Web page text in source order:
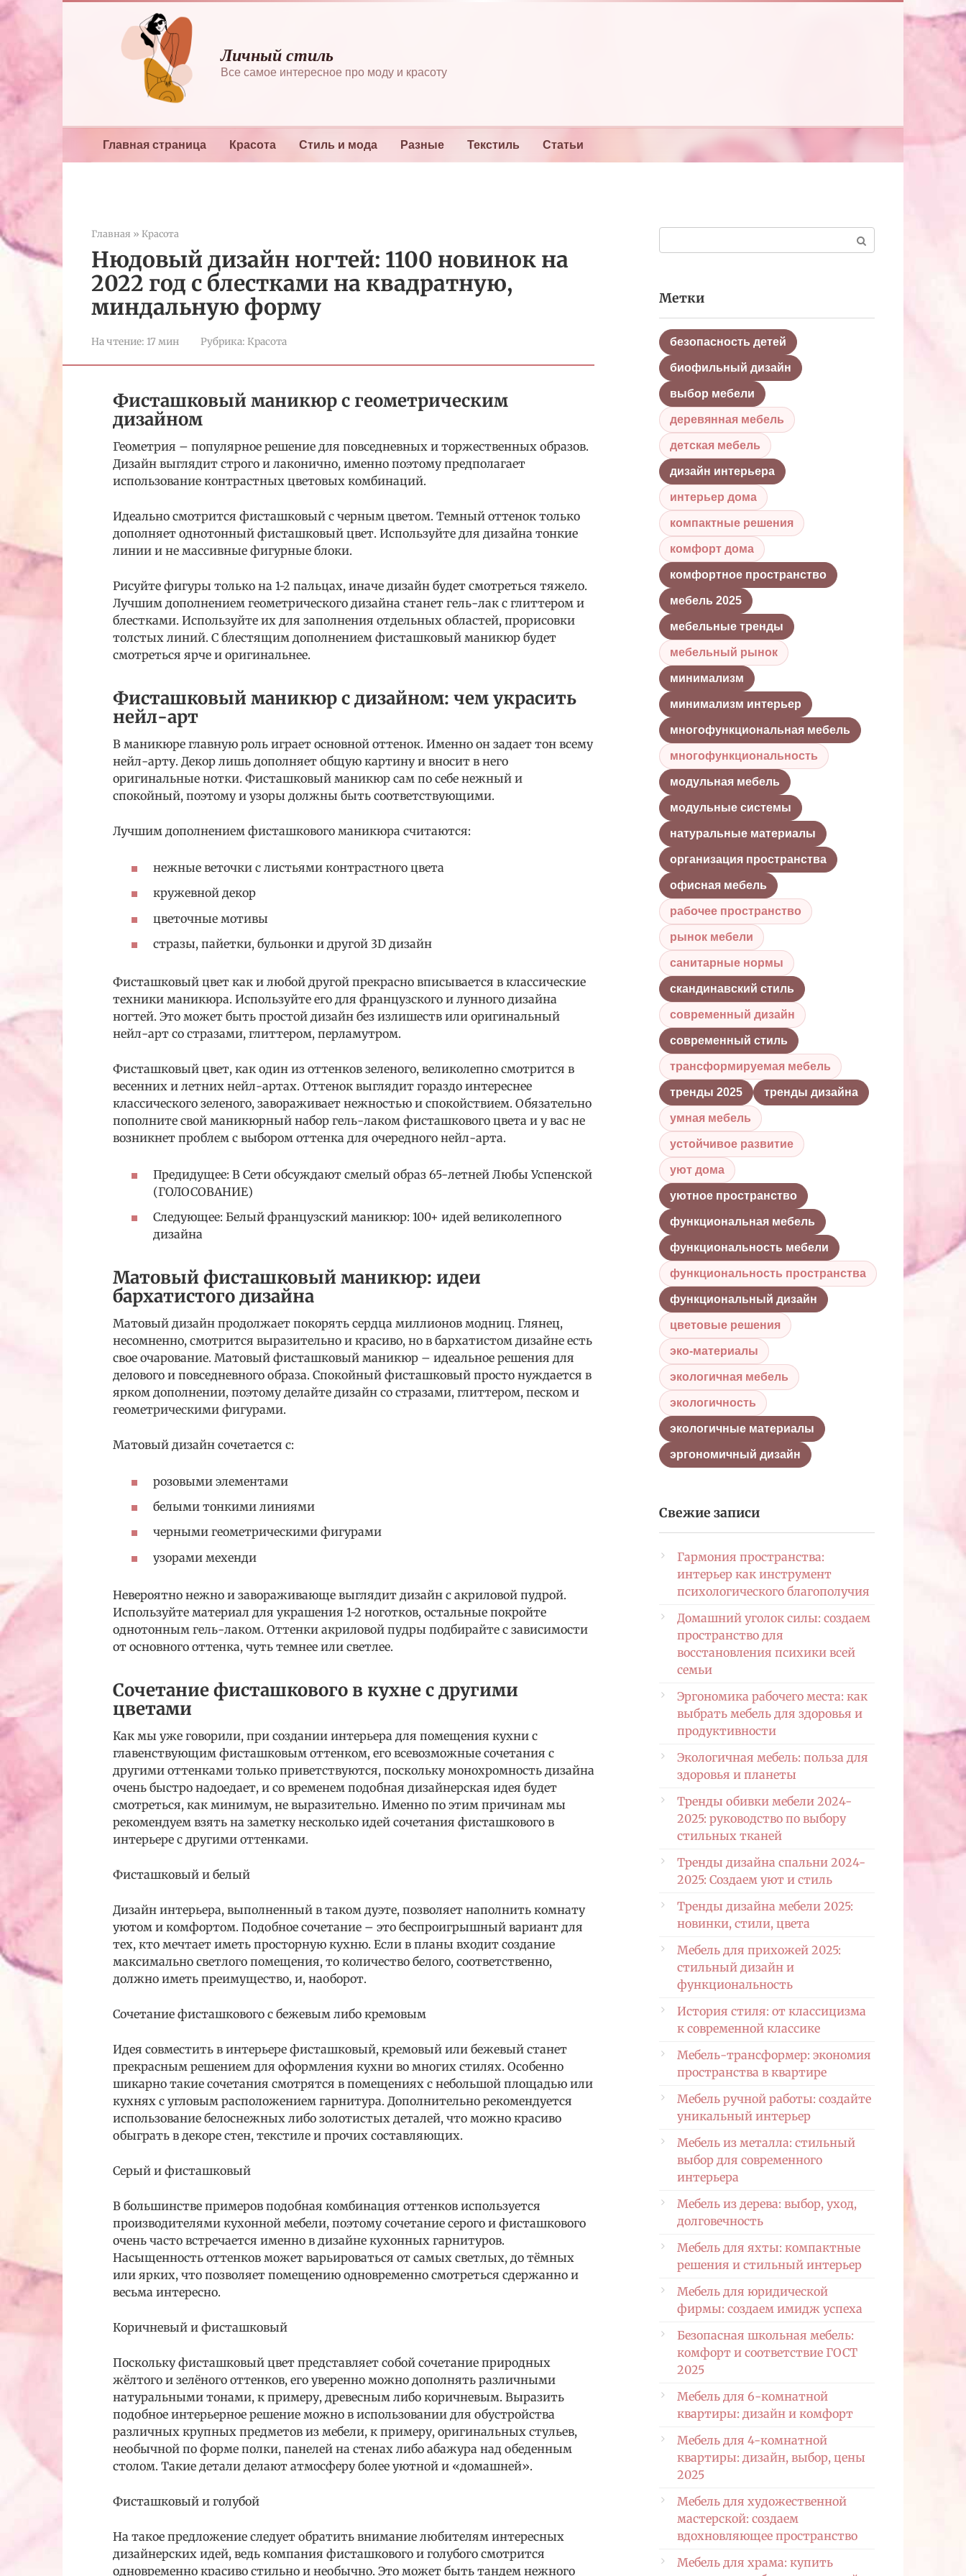
Перейти
к
Личный стиль
Все самое интересное про моду и красоту
Главная страница Красота Стиль и мода Разные Текстиль Статьи
Главная » Красота
Нюдовый дизайн ногтей: 1100 новинок на
2022 год с блестками на квадратную,
миндальную форму
На чтение: 17 мин Рубрика: Красота
Фисташковый маникюр с геометрическим
дизайном
Геометрия – популярное решение для повседневных и торжественных образов.
Дизайн выглядит строго и лаконично, именно поэтому предполагает
использование контрастных цветовых комбинаций.
Идеально смотрится фисташковый с черным цветом. Темный оттенок только
дополняет однотонный фисташковый цвет. Используйте для дизайна тонкие
линии и не массивные фигурные блоки.
Рисуйте фигуры только на 1-2 пальцах, иначе дизайн будет смотреться тяжело.
Лучшим дополнением геометрического дизайна станет гель-лак с глиттером и
блестками. Используйте их для заполнения отдельных областей, прорисовки
толстых линий. С блестящим дополнением фисташковый маникюр будет
смотреться ярче и оригинальнее.
Фисташковый маникюр с дизайном: чем украсить
нейл-арт
В маникюре главную роль играет основной оттенок. Именно он задает тон всему
нейл-арту. Декор лишь дополняет общую картину и вносит в него
оригинальные нотки. Фисташковый маникюр сам по себе нежный и
спокойный, поэтому и узоры должны быть соответствующими.
Лучшим дополнением фисташкового маникюра считаются:
нежные веточки с листьями контрастного цвета
кружевной декор
цветочные мотивы
стразы, пайетки, бульонки и другой 3D дизайн
Фисташковый цвет как и любой другой прекрасно вписывается в классические
техники маникюра. Используйте его для французского и лунного дизайна
ногтей. Это может быть простой дизайн без излишеств или оригинальный
нейл-арт со стразами, глиттером, перламутром.
Фисташковый цвет, как один из оттенков зеленого, великолепно смотрится в
весенних и летних нейл-артах. Оттенок выглядит гораздо интереснее
классического зеленого, завораживает нежностью и спокойствием. Обязательно
пополните свой маникюрный набор гель-лаком фисташкового цвета и у вас не
возникнет проблем с выбором оттенка для очередного нейл-арта.
Предидущее: В Сети обсуждают смелый образ 65-летней Любы Успенской
(ГОЛОСОВАНИЕ)
Следующее: Белый французский маникюр: 100+ идей великолепного
дизайна
Матовый фисташковый маникюр: идеи
бархатистого дизайна
Матовый дизайн продолжает покорять сердца миллионов модниц. Глянец,
несомненно, смотрится выразительно и красиво, но в бархатистом дизайне есть
свое очарование. Матовый фисташковый маникюр – идеальное решения для
делового и повседневного образа. Спокойный фисташковый просто нуждается в
ярком дополнении, поэтому делайте дизайн со стразами, глиттером, песком и
геометрическими фигурами.
Матовый дизайн сочетается с:
розовыми элементами
белыми тонкими линиями
черными геометрическими фигурами
узорами мехенди
Невероятно нежно и завораживающе выглядит дизайн с акриловой пудрой.
Используйте материал для украшения 1-2 ноготков, остальные покройте
однотонным гель-лаком. Оттенки акриловой пудры подбирайте с зависимости
от основного оттенка, чуть темнее или светлее.
Сочетание фисташкового в кухне с другими
цветами
Как мы уже говорили, при создании интерьера для помещения кухни с
главенствующим фисташковым оттенком, его всевозможные сочетания с
другими оттенками только приветствуются, поскольку монохромность дизайна
очень быстро надоедает, и со временем подобная дизайнерская идея будет
смотреться, как минимум, не выразительно. Именно по этим причинам мы
рекомендуем взять на заметку несколько идей сочетания фисташкового в
интерьере с другими оттенками.
Фисташковый и белый
Дизайн интерьера, выполненный в таком дуэте, позволяет наполнить комнату
уютом и комфортом. Подобное сочетание – это беспроигрышный вариант для
тех, кто мечтает иметь просторную кухню. Если в планы входит создание
максимально светлого помещения, то количество белого, соответственно,
должно иметь преимущество, и, наоборот.
Сочетание фисташкового с бежевым либо кремовым
Идея совместить в интерьере фисташковый, кремовый или бежевый станет
прекрасным решением для оформления кухни во многих стилях. Особенно
шикарно такие сочетания смотрятся в помещениях с небольшой площадью или
кухнях с угловым расположением гарнитура. Дополнительно рекомендуется
использование белоснежных либо золотистых деталей, что можно красиво
обыграть в декоре стен, текстиле и прочих составляющих.
Серый и фисташковый
В большинстве примеров подобная комбинация оттенков используется
производителями кухонной мебели, поэтому сочетание серого и фисташкового
очень часто встречается именно в дизайне кухонных гарнитуров.
Насыщенность оттенков может варьироваться от самых светлых, до тёмных
или ярких, что позволяет помещению одновременно смотреться сдержанно и
весьма интересно.
Коричневый и фисташковый
Поскольку фисташковый цвет представляет собой сочетание природных
жёлтого и зелёного оттенков, его уверенно можно дополнять различными
натуральными тонами, к примеру, древесным либо коричневым. Выразить
подобное интерьерное решение можно в использовании для обустройства
различных крупных предметов из мебели, к примеру, оригинальных стульев,
необычной по форме полки, панелей на стенах либо абажура над обеденным
столом. Такие детали делают атмосферу более уютной и «домашней».
Фисташковый и голубой
На такое предложение следует обратить внимание любителям интересных
дизайнерских идей, ведь компания фисташкового и голубого смотрится
одновременно красиво стильно и необычно. Это может быть тандем нежного
Метки
безопасность детей
биофильный дизайн
выбор мебели
деревянная мебель
детская мебель
дизайн интерьера
интерьер дома
компактные решения
комфорт дома
комфортное пространство
мебель 2025
мебельные тренды
мебельный рынок
минимализм
минимализм интерьер
многофункциональная мебель
многофункциональность
модульная мебель
модульные системы
натуральные материалы
организация пространства
офисная мебель
рабочее пространство
рынок мебели
санитарные нормы
скандинавский стиль
современный дизайн
современный стиль
трансформируемая мебель
тренды 2025 тренды дизайна
умная мебель
устойчивое развитие
уют дома
уютное пространство
функциональная мебель
функциональность мебели
функциональность пространства
функциональный дизайн
цветовые решения
эко-материалы
экологичная мебель
экологичность
экологичные материалы
эргономичный дизайн
Свежие записи
Гармония пространства:
интерьер как инструмент
психологического благополучия
Домашний уголок силы: создаем
пространство для
восстановления психики всей
семьи
Эргономика рабочего места: как
выбрать мебель для здоровья и
продуктивности
Экологичная мебель: польза для
здоровья и планеты
Тренды обивки мебели 2024-
2025: руководство по выбору
стильных тканей
Тренды дизайна спальни 2024-
2025: Создаем уют и стиль
Тренды дизайна мебели 2025:
новинки, стили, цвета
Мебель для прихожей 2025:
стильный дизайн и
функциональность
История стиля: от классицизма
к современной классике
Мебель-трансформер: экономия
пространства в квартире
Мебель ручной работы: создайте
уникальный интерьер
Мебель из металла: стильный
выбор для современного
интерьера
Мебель из дерева: выбор, уход,
долговечность
Мебель для яхты: компактные
решения и стильный интерьер
Мебель для юридической
фирмы: создаем имидж успеха
Безопасная школьная мебель:
комфорт и соответствие ГОСТ
2025
Мебель для 6-комнатной
квартиры: дизайн и комфорт
Мебель для 4-комнатной
квартиры: дизайн, выбор, цены
2025
Мебель для художественной
мастерской: создаем
вдохновляющее пространство
Мебель для храма: купить